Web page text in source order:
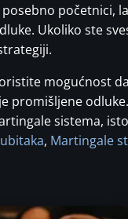
početnici,
Ukoliko ste
mogućnost
promišljene
sistema,
, Martingale